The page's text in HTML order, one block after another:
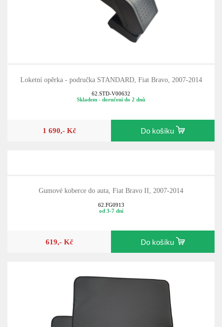
Loketní opěrka - područka STANDARD, Fiat Bravo, 2007-2014
62.STD-V00632
Skladem - doručení do 2 dnů
1 690,- Kč Do košíku
Gumové koberce do auta, Fiat Bravo II, 2007-2014
62.FG0913
od 3-7 dní
619,- Kč Do košíku